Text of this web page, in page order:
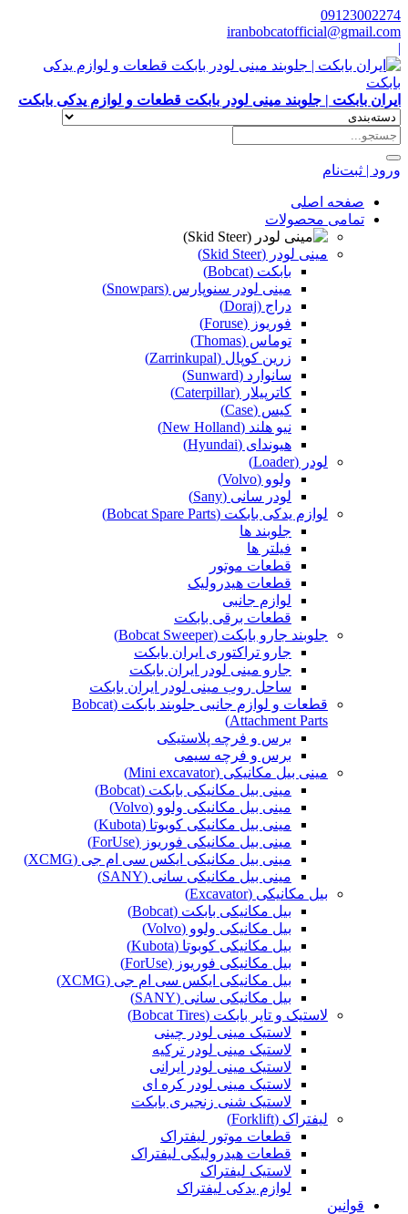
09123002274
iranbobcatofficial@gmail.com
|
ایران بابکت | جلوبند مینی لودر بابکت قطعات و لوازم یدکی بابکت
ورود | ثبت‌نام
صفحه اصلی
تمامی محصولات
مینی لودر (Skid Steer)
بابکت (Bobcat)
مینی لودر سنوپارس (Snowpars)
دراج (Doraj)
فوریوز (Foruse)
توماس (Thomas)
زرین کوپال (Zarrinkupal)
سانوارد (Sunward)
کاترپیلار (Caterpillar)
کیس (Case)
نیو هلند (New Holland)
هیوندای (Hyundai)
لودر (Loader)
ولوو (Volvo)
لودر سانی (Sany)
لوازم یدکی بابکت (Bobcat Spare Parts)
جلوبند ها
فیلتر ها
قطعات موتور
قطعات هیدرولیک
لوازم جانبی
قطعات برقی بابکت
جلوبند جارو بابکت (Bobcat Sweeper)
جارو تراکتوری ایران بابکت
جارو مینی لودر ایران بابکت
ساحل روب مینی لودر ایران بابکت
قطعات و لوازم جانبی جلوبند بابکت (Bobcat
Attachment Parts)
برس و فرچه پلاستیکی
برس و فرچه سیمی
مینی بیل مکانیکی (Mini excavator)
مینی بیل مکانیکی بابکت (Bobcat)
مینی بیل مکانیکی ولوو (Volvo)
مینی بیل مکانیکی کوبوتا (Kubota)
مینی بیل مکانیکی فوریوز (ForUse)
مینی بیل مکانیکی ایکس سی ام جی (XCMG)
مینی بیل مکانیکی سانی (SANY)
بیل مکانیکی (Excavator)
بیل مکانیکی بابکت (Bobcat)
بیل مکانیکی ولوو (Volvo)
بیل مکانیکی کوبوتا (Kubota)
بیل مکانیکی فوریوز (ForUse)
بیل مکانیکی ایکس سی ام جی (XCMG)
بیل مکانیکی سانی (SANY)
لاستیک و تایر بابکت (Bobcat Tires)
لاستیک مینی لودر چینی
لاستیک مینی لودر ترکیه
لاستیک مینی لودر ایرانی
لاستیک مینی لودر کره ای
لاستیک شنی زنجیری بابکت
لیفتراک (Forklift)
قطعات موتور لیفتراک
قطعات هیدرولیکی لیفتراک
لاستیک لیفتراک
لوازم یدکی لیفتراک
قوانین